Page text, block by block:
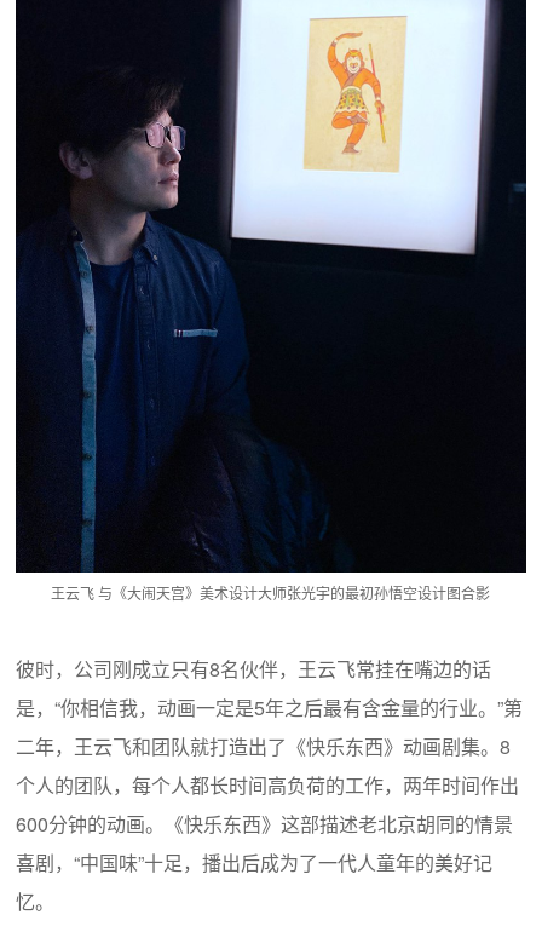
王云飞 与《大闹天宫》美术设计大师张光宇的最初孙悟空设计图合影
彼时，公司刚成立只有8名伙伴，王云飞常挂在嘴边的话
是，“你相信我，动画一定是5年之后最有含金量的行业。”第
二年，王云飞和团队就打造出了《快乐东西》动画剧集。8
个人的团队，每个人都长时间高负荷的工作，两年时间作出
600分钟的动画。《快乐东西》这部描述老北京胡同的情景
喜剧，“中国味”十足，播出后成为了一代人童年的美好记
忆。